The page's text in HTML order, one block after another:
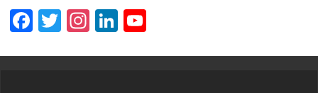
Facebook
Twitter
Instagram
LinkedIn